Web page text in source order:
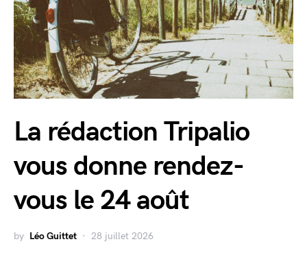
La rédaction Tripalio
vous donne rendez-
vous le 24 août
by Léo Guittet 28 juillet 2026